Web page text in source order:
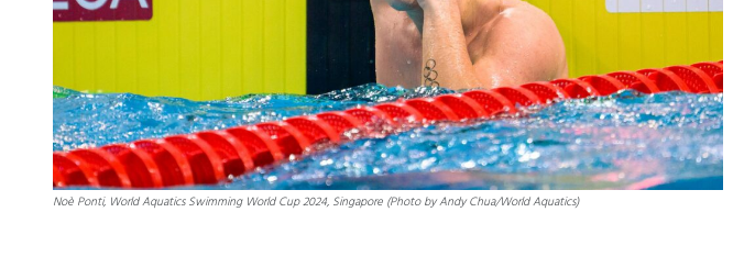
Noè Ponti, World Aquatics Swimming World Cup 2024, Singapore (Photo by Andy Chua/World Aquatics)